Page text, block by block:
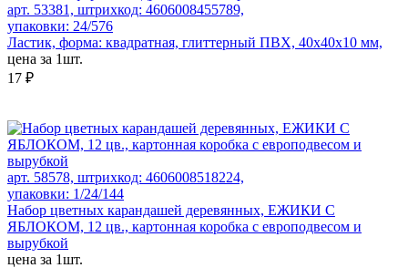
арт. 53381, штрихкод: 4606008455789,
упаковки: 24/576
Ластик, форма: квадратная, глиттерный ПВХ, 40x40x10 мм,
цена за 1шт.
17 ₽
арт. 58578, штрихкод: 4606008518224,
упаковки: 1/24/144
Набор цветных карандашей деревянных, ЕЖИКИ С
ЯБЛОКОМ, 12 цв., картонная коробка с европодвесом и
вырубкой
цена за 1шт.